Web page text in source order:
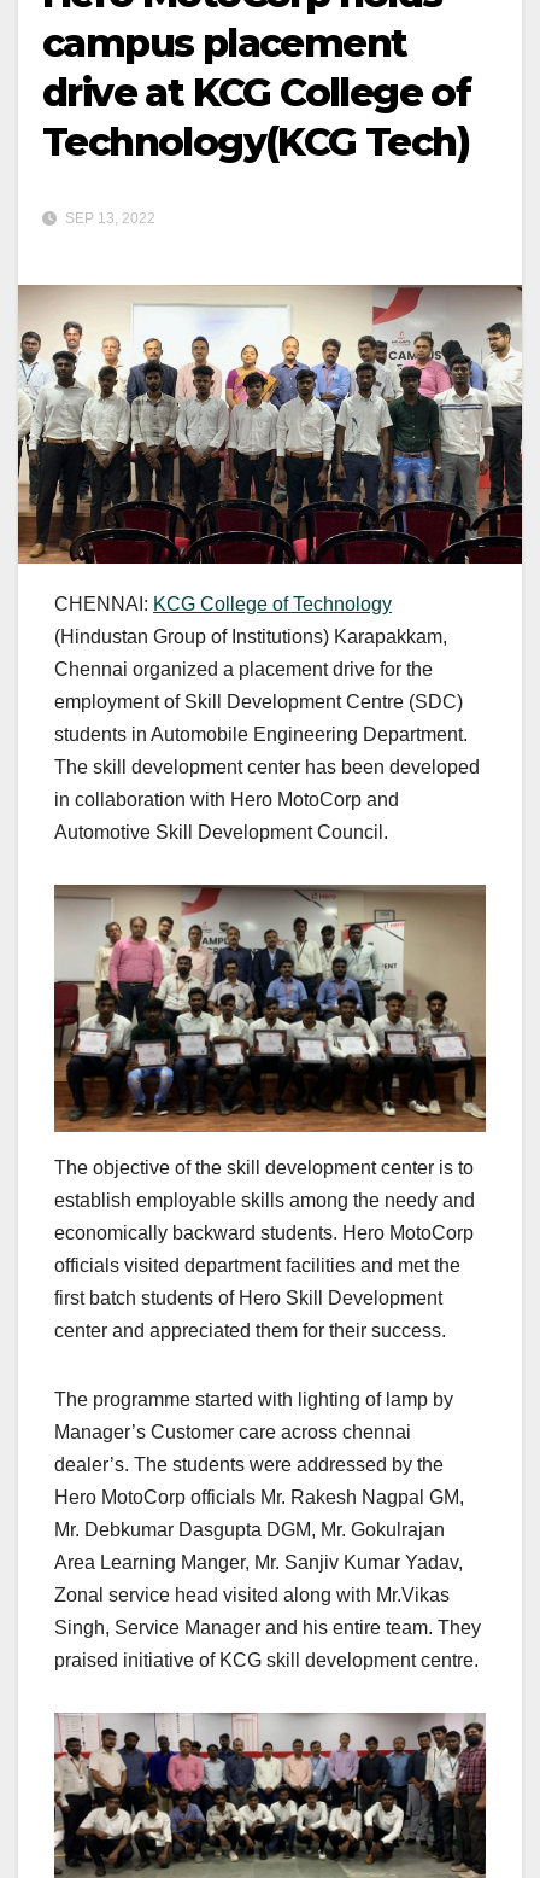
campus placement
drive at KCG College of
Technology(KCG Tech)
SEP 13, 2022
CHENNAI: KCG College of Technology
(Hindustan Group of Institutions) Karapakkam,
Chennai organized a placement drive for the
employment of Skill Development Centre (SDC)
students in Automobile Engineering Department.
The skill development center has been developed
in collaboration with Hero MotoCorp and
Automotive Skill Development Council.
The objective of the skill development center is to
establish employable skills among the needy and
economically backward students. Hero MotoCorp
officials visited department facilities and met the
first batch students of Hero Skill Development
center and appreciated them for their success.
The programme started with lighting of lamp by
Manager’s Customer care across chennai
dealer’s. The students were addressed by the
Hero MotoCorp officials Mr. Rakesh Nagpal GM,
Mr. Debkumar Dasgupta DGM, Mr. Gokulrajan
Area Learning Manger, Mr. Sanjiv Kumar Yadav,
Zonal service head visited along with Mr.Vikas
Singh, Service Manager and his entire team. They
praised initiative of KCG skill development centre.